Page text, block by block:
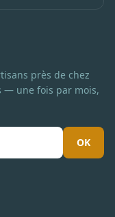
près de chez
— une fois par mois,
OK